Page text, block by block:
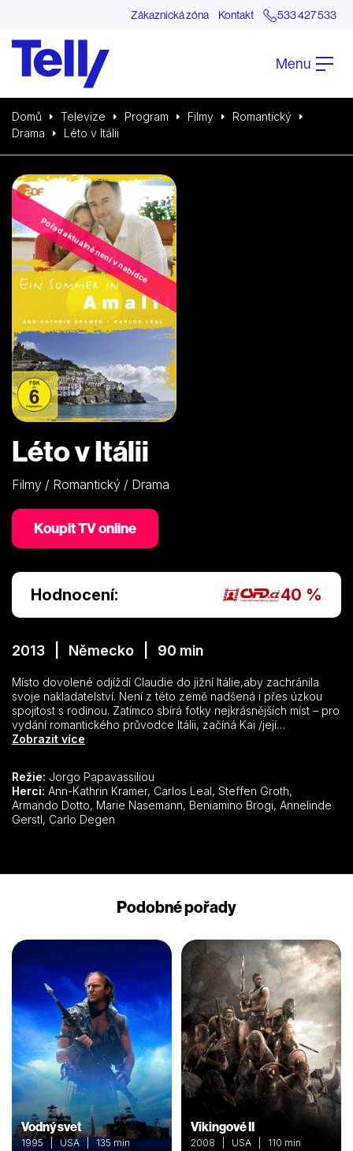
Zákaznická zóna Kontakt 533 427 533
Menu
Domů Televize Program Filmy
Romantický
Drama
Léto v Itálii
Pořad aktuálně není v nabídce
Léto v Itálii
Filmy / Romantický / Drama
Koupit TV online
Hodnocení: 40 %
2013 | Německo | 90 min
Místo dovolené odjíždí Claudie do jižní Itálie,aby zachránila
svoje nakladatelství. Není z této země nadšená i přes úzkou
spojitost s rodinou. Zatímco sbírá fotky nejkrásnějších míst – pro
vydání romantického průvodce Itálii, začíná Kai /její
redaktor/,konečně psát texty. Claudie pomalu přichází díky
rodinné tajemství a ukáže jí cestu, jak si oblíbit Itálii, Lucovu
rodinu a otevřít sama sebe i lásce.
Zobrazit více
Režie: Jorgo Papavassiliou
Herci:
Armando Dotto, Marie Nasemann, Beniamino Brogi, Annelinde
Gerstl, Carlo Degen
Podobné pořady
Vodný svet
1995 | USA | 135 min
Vikingové II
2008 | USA | 110 min